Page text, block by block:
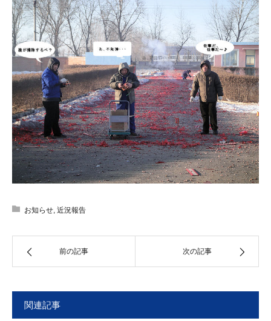
お知らせ, 近況報告
前の記事 次の記事
関連記事